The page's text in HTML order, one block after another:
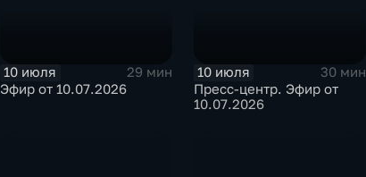
10 июля
29 мин
Эфир от 10.07.2026
10 июля
30 мин
Пресс-центр. Эфир от
10.07.2026